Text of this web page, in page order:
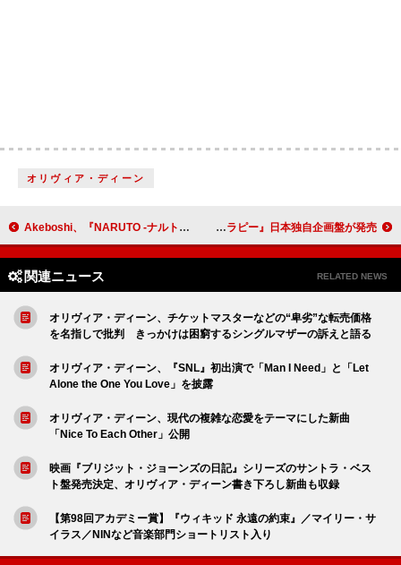
オリヴィア・ディーン
Akeboshi、『NARUTO -ナルト-』TVアニメシリーズ初代EDテーマ「Wind」披露 ＜THE FIRST TAKE＞ テディ・スウィムズ、全米No.1曲を含む『アイヴ・トライド・エヴリシング・バット・セラピー』日本独自企画盤が発売
関連ニュース RELATED NEWS
オリヴィア・ディーン、チケットマスターなどの“卑劣”な転売価格
を名指しで批判 きっかけは困窮するシングルマザーの訴えと語る
オリヴィア・ディーン、『SNL』初出演で「Man I Need」と「Let
Alone the One You Love」を披露
オリヴィア・ディーン、現代の複雑な恋愛をテーマにした新曲
「Nice To Each Other」公開
映画『ブリジット・ジョーンズの日記』シリーズのサントラ・ベス
ト盤発売決定、オリヴィア・ディーン書き下ろし新曲も収録
【第98回アカデミー賞】『ウィキッド 永遠の約束』／マイリー・サ
イラス／NINなど音楽部門ショートリスト入り